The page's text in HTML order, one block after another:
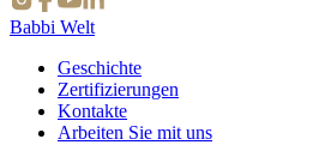
Babbi Welt
Geschichte
Zertifizierungen
Kontakte
Arbeiten Sie mit uns